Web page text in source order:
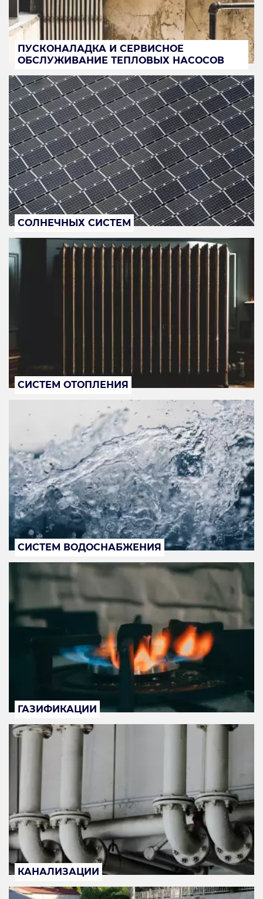
ПУСКОНАЛАДКА И СЕРВИСНОЕ
ОБСЛУЖИВАНИЕ ТЕПЛОВЫХ НАСОСОВ
СОЛНЕЧНЫХ СИСТЕМ
СИСТЕМ ОТОПЛЕНИЯ
СИСТЕМ ВОДОСНАБЖЕНИЯ
ГАЗИФИКАЦИИ
КАНАЛИЗАЦИИ